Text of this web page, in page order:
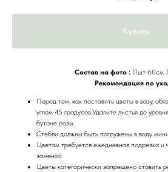
Купить
Состав на фото :11шт 60см
Рекомендация по
Перед тем, как поставить цветы в вазу,
углом 45 градусов.Удалите листья до
бутоне розы.
Стебли должны быть погружены в воду
Цветам требуется ежедневная подрезка и
заменой
Цветы категорически запрещено ставить